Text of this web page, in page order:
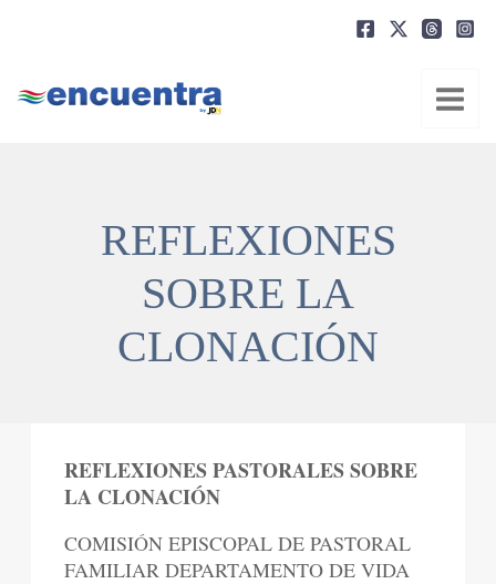
REFLEXIONES
SOBRE LA
CLONACIÓN
REFLEXIONES PASTORALES SOBRE
LA CLONACIÓN
COMISIÓN EPISCOPAL DE PASTORAL
FAMILIAR DEPARTAMENTO DE VIDA